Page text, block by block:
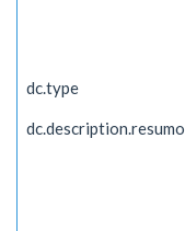
dc.type
dc.description.resumo